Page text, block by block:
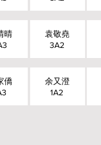
晴
僑
袁敬堯
3A2
余又澄
1A2